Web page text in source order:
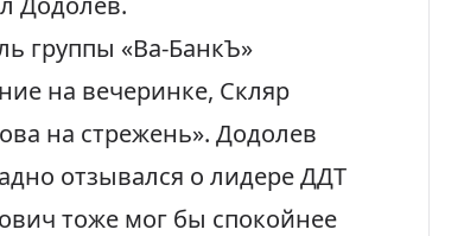
группы «Ва-БанкЪ»
на вечеринке, Скляр
на стрежень». Додолев
отзывался о лидере ДДТ
тоже мог бы спокойнее